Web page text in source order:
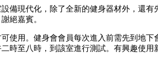
備現代化，除了全新的健身器材外，還
絕嘉賓。
使用。健身會會員每次進入前需先到地
時至八時，到該室進行測試。有興趣使